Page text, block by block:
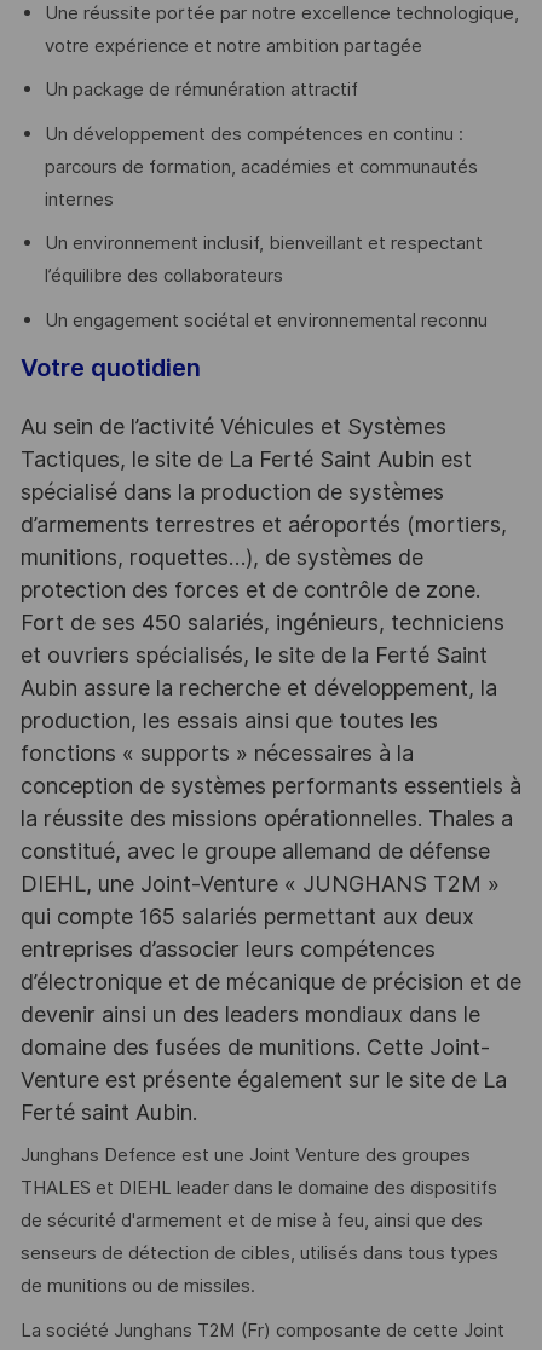
Une réussite portée par notre excellence technologique,
votre expérience et notre ambition partagée
Un package de rémunération attractif
Un développement des compétences en continu :
parcours de formation, académies et communautés
internes
Un environnement inclusif, bienveillant et respectant
l’équilibre des collaborateurs
Un engagement sociétal et environnemental reconnu
Votre quotidien
Au sein de l’activité Véhicules et Systèmes
Tactiques, le site de La Ferté Saint Aubin est
spécialisé dans la production de systèmes
d’armements terrestres et aéroportés (mortiers,
munitions, roquettes…), de systèmes de
protection des forces et de contrôle de zone.
Fort de ses 450 salariés, ingénieurs, techniciens
et ouvriers spécialisés, le site de la Ferté Saint
Aubin assure la recherche et développement, la
production, les essais ainsi que toutes les
fonctions « supports » nécessaires à la
conception de systèmes performants essentiels à
la réussite des missions opérationnelles. Thales a
constitué, avec le groupe allemand de défense
DIEHL, une Joint-Venture « JUNGHANS T2M »
qui compte 165 salariés permettant aux deux
entreprises d’associer leurs compétences
d’électronique et de mécanique de précision et de
devenir ainsi un des leaders mondiaux dans le
domaine des fusées de munitions. Cette Joint-
Venture est présente également sur le site de La
Ferté saint Aubin.
Junghans Defence est une Joint Venture des groupes
THALES et DIEHL leader dans le domaine des dispositifs
de sécurité d'armement et de mise à feu, ainsi que des
senseurs de détection de cibles, utilisés dans tous types
de munitions ou de missiles.
La société Junghans T2M (Fr) composante de cette Joint